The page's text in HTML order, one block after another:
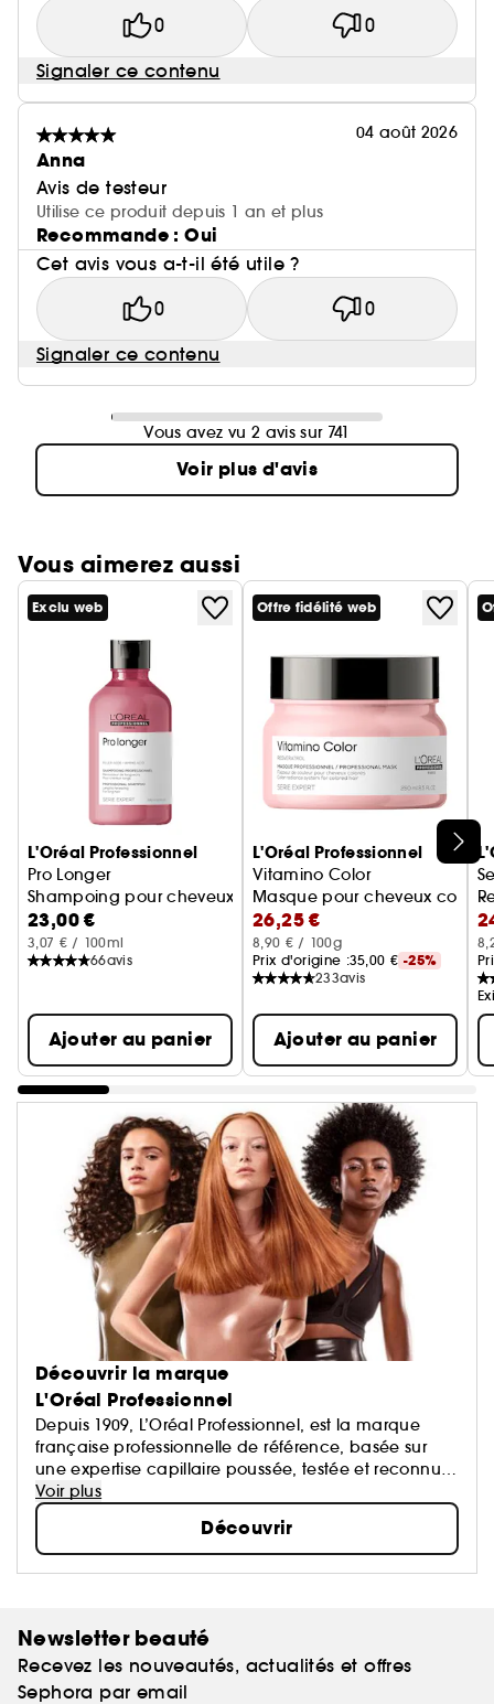
du Pré-traitement + Shampooing + Sérum à
Rincer + Masque + Masque sans rinçage Absolut
Repair Molecular. ********Test consommateur
après application du Pré-traitement +
Shampooing + Sérum à Rincer+ Masque Absolut
Repair Molecular.
0 0
Signaler ce contenu
04 août 2026
Anna
Avis de testeur
Utilise ce produit depuis 1 an et plus
Recommande : Oui
Cet avis vous a-t-il été utile ?
0 0
Signaler ce contenu
Vous avez vu 2 avis sur 741
Voir plus d'avis
Vous aimerez aussi
Ignorer le carrousel produits
Exclu web
L'Oréal Professionnel
Pro Longer
Shampoing pour cheveux longs aux pointes afffinées
23,00 €
3,07 € / 100ml
66avis
Ajouter au panier
Offre fidélité web
L'Oréal Professionnel
Vitamino Color
Masque pour cheveux colorés
26,25 €
8,90 € / 100g
Prix d'origine :35,00 € -25%
233avis
Ajouter au panier
Découvrir la marque
L'Oréal Professionnel
Depuis 1909, L’Oréal Professionnel, est la marque
française professionnelle de référence, basée sur
une expertise capillaire poussée, testée et reconnue
par les coiffeurs en salons. Grâce à une technologie
moléculaire de haute précision, les soins L’Oréal
Professionnel s’adressent à tous les types de
cheveux. Les produits de styling allient technologie
et avant-gardisme artistique pour des looks inspirés
Voir plus
Découvrir
Newsletter beauté
Recevez les nouveautés, actualités et offres
Sephora par email